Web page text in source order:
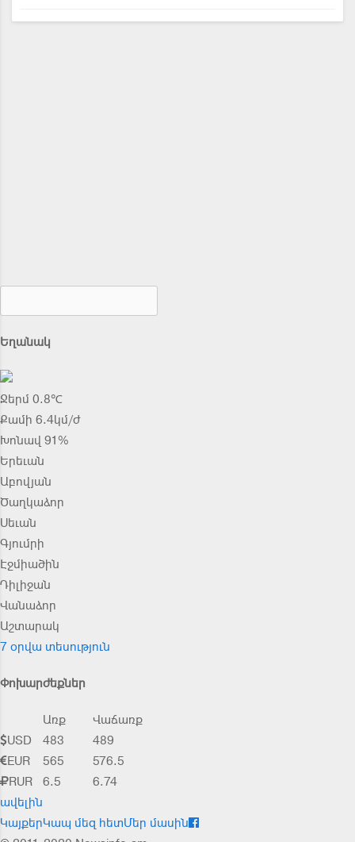
Եղանակ
Ջերմ 0.8℃
Քամի 6.4կմ/ժ
Խոնավ 91%
Երեւան
Աբովյան
Ծաղկաձոր
Սեւան
Գյումրի
Էջմիածին
Դիլիջան
Վանաձոր
Աշտարակ
7 օրվա տեսություն
Փոխարժեքներ
Առք
Վաճառք
USD
483
489
EUR
565
576.5
RUR
6.5
6.74
ավելին
ԿայքերԿապ մեզ հետՄեր մասին